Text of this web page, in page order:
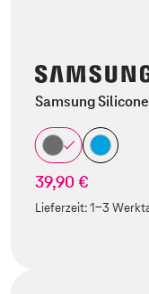
Samsung
39,90 €
Lieferzeit:1-3